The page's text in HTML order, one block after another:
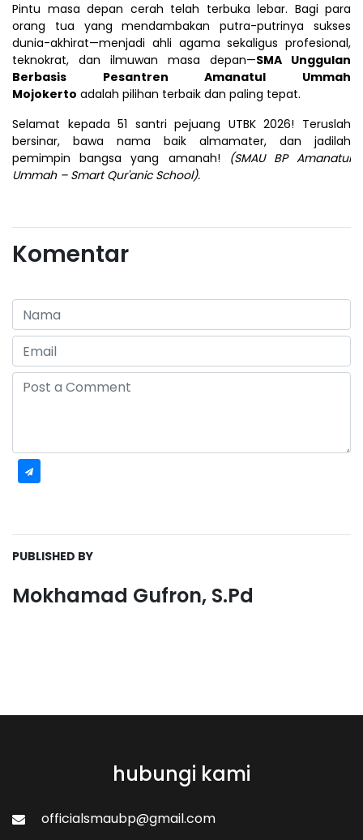
Pintu masa depan cerah telah terbuka lebar. Bagi para
orang tua yang mendambakan putra-putrinya sukses
dunia-akhirat—menjadi ahli agama sekaligus profesional,
teknokrat, dan ilmuwan masa depan—SMA Unggulan
Berbasis Pesantren Amanatul Ummah
Mojokerto adalah pilihan terbaik dan paling tepat.
Selamat kepada 51 santri pejuang UTBK 2026! Teruslah
bersinar, bawa nama baik almamater, dan jadilah
pemimpin bangsa yang amanah!
(SMAU BP Amanatul
Ummah – Smart Qur'anic School).
Komentar
PUBLISHED BY
Mokhamad Gufron, S.Pd
hubungi kami
officialsmaubp@gmail.com